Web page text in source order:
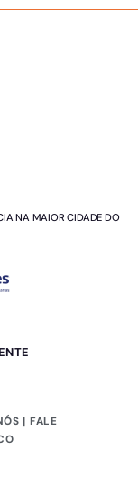
NA MAIOR CIDADE DO
| FALE